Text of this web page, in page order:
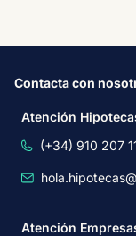
Contacta con
Atención
(+34) 910 207
Atención